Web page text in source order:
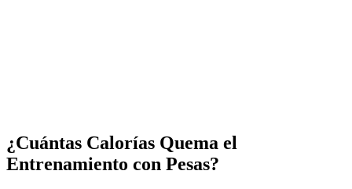
¿Cuántas Calorías Quema el
Entrenamiento con Pesas?